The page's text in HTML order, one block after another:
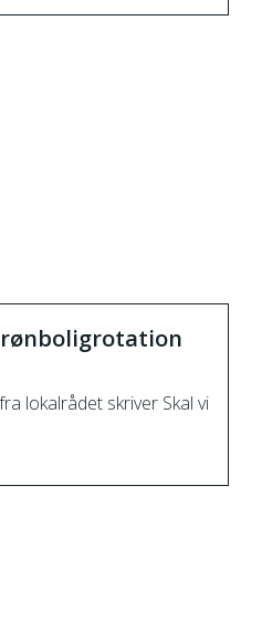
lokalrådet skriver Skal vi